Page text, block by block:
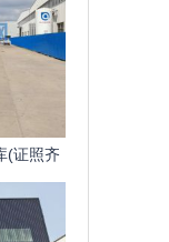
(证照齐
)